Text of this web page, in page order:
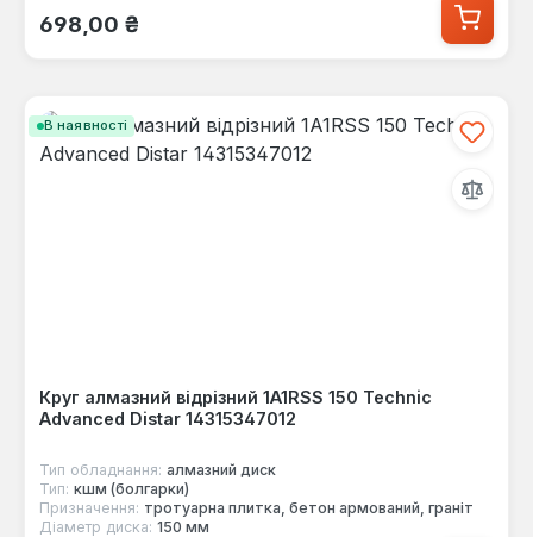
Звичайна ціна:
698,00 ₴
В наявності
Круг алмазний відрізний 1A1RSS 150 Technic
Advanced Distar 14315347012
Тип обладнання: алмазний диск
Тип: кшм (болгарки)
Призначення: тротуарна плитка, бетон армований, граніт
Діаметр диска: 150 мм